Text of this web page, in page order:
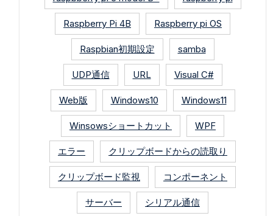
Raspberry Pi 4B Raspberry pi OS
Raspbian初期設定 samba
UDP通信 URL Visual C#
Web版 Windows10 Windows11
Winsowsショートカット WPF
エラー クリップボードからの読取り
クリップボード監視 コンポーネント
サーバー シリアル通信